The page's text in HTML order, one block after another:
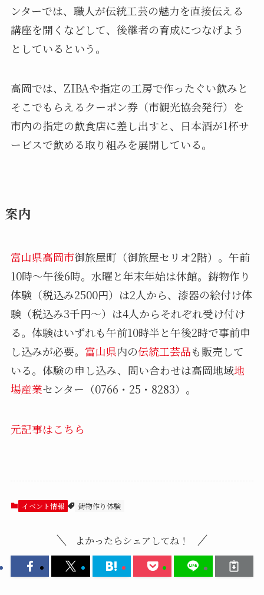
ンターでは、職人が伝統工芸の魅力を直接伝える
講座を開くなどして、後継者の育成につなげよう
としているという。
高岡では、ZIBAや指定の工房で作ったぐい飲みと
そこでもらえるクーポン券（市観光協会発行）を
市内の指定の飲食店に差し出すと、日本酒が1杯サ
ービスで飲める取り組みを展開している。
案内
富山県高岡市御旅屋町（御旅屋セリオ2階）。午前
10時～午後6時。水曜と年末年始は休館。鋳物作り
体験（税込み2500円）は2人から、漆器の絵付け体
験（税込み3千円～）は4人からそれぞれ受け付け
る。体験はいずれも午前10時半と午後2時で事前申
し込みが必要。 富山県内の伝統工芸品も販売して
いる。体験の申し込み、問い合わせは高岡地域地
場産業センター（0766・25・8283）。
元記事はこちら
イベント情報 鋳物作り体験
よかったらシェアしてね！